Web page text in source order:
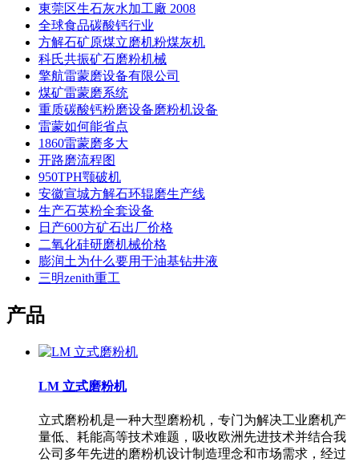
東莞区生石灰水加工廠 2008
全球食品碳酸钙行业
方解石矿原煤立磨机粉煤灰机
科氏共振矿石磨粉机械
擎航雷蒙磨设备有限公司
煤矿雷蒙磨系统
重质碳酸钙粉磨设备磨粉机设备
雷蒙如何能省点
1860雷蒙磨多大
开路磨流程图
950TPH颚破机
安徽宣城方解石环辊磨生产线
生产石英粉全套设备
日产600方矿石出厂价格
二氧化硅研磨机械价格
膨润土为什么要用于油基钻井液
三明zenith重工
产品
LM 立式磨粉机
立式磨粉机是一种大型磨粉机，专门为解决工业磨机产
量低、耗能高等技术难题，吸收欧洲先进技术并结合我
公司多年先进的磨粉机设计制造理念和市场需求，经过